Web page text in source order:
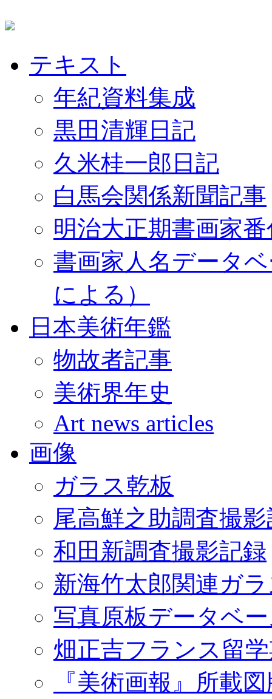
テキスト
年紀資料集成
黒田清輝日記
久米桂一郎日記
白馬会関係新聞記事
明治大正期書画家
書画家人名データ
による）
日本美術年鑑
物故者記事
美術界年史
Art news articles
画像
ガラス乾板
尾高鮮之助調査撮
和田新調査撮影記録
新海竹太郎関連ガ
写真原板データベ
畑正吉フランス留
『美術画報』所載